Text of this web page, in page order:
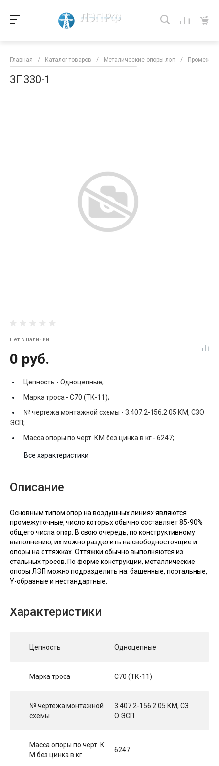
Главная / Каталог товаров / Металические опоры лэп /
3П330-1
Нет в наличии
0 руб.
Цепность - Одноцепные;
Марка троса - С70 (ТК-11);
№ чертежа монтажной схемы - 3.407.2-156.2 05 КМ, СЗО
ЭСП;
Масса опоры по черт. КМ без цинка в кг - 6247;
Все характеристики
Описание
Основным типом опор на воздушных линиях являются
промежуточные, число которых обычно составляет 85-90%
общего числа опор. В свою очередь, по конструктивному
выполнению, их можно разделить на свободностоящие и
опоры на оттяжках. Оттяжки обычно выполняются из
стальных тросов. По форме конструкции, металлические
опоры ЛЭП можно подразделить на: башенные, портальные,
Y-образные и нестандартные.
Характеристики
Цепность Одноцепные
Марка троса С70 (ТК-11)
№ чертежа монтажной
схемы
3.407.2-156.2 05 КМ, СЗ
О ЭСП
Масса опоры по черт. К
М без цинка в кг
6247